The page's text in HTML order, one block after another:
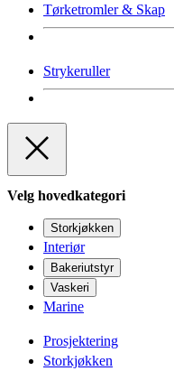
Tørketromler & Skap
Strykeruller
Velg hovedkategori
Storkjøkken
Interiør
Bakeriutstyr
Vaskeri
Marine
Prosjektering
Storkjøkken